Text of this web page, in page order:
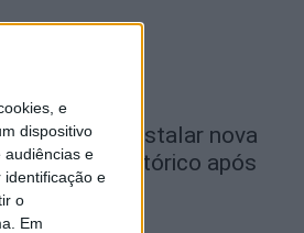
e
dispositivo
audiências e
identificação e
o
Em
APCVD vai instalar nova
no Centro Histórico após
2026